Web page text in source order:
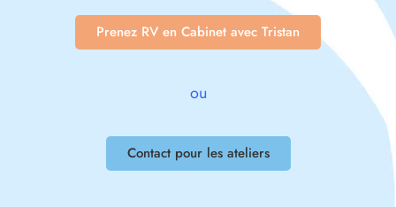
Prenez RV en Cabinet avec Tristan
ou
Contact pour les ateliers